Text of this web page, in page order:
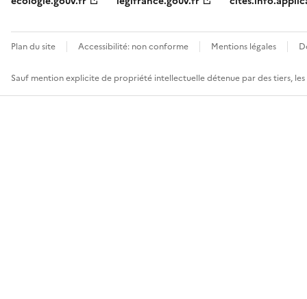
Plan du site Accessibilité: non conforme Mentions légales
Sauf mention explicite de propriété intellectuelle détenue par des tiers,